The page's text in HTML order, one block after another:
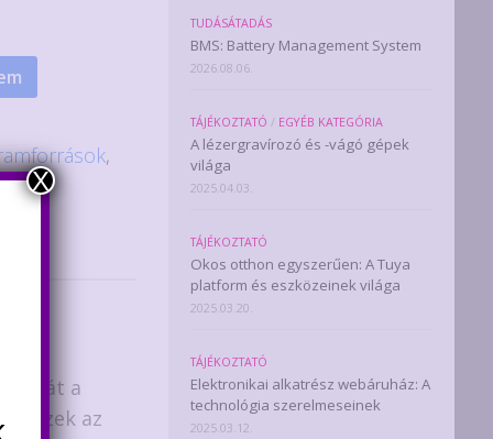
,
cellát a
Ezek az
TUDÁSÁTADÁS
BMS: Battery Management System
2026.08.06.
TÁJÉKOZTATÓ / EGYÉB KATEGÓRIA
A lézergravírozó és -vágó gépek
világa
2025.04.03.
TÁJÉKOZTATÓ
Okos otthon egyszerűen: A Tuya
platform és eszközeinek világa
2025.03.20.
TÁJÉKOZTATÓ
Elektronikai alkatrész webáruház: A
technológia szerelmeseinek
2025.03.12.
X